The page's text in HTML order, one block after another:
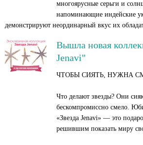
многоярусные серьги и
напоминающие индейские
демонстрируют неординарный вкус их
Вышла новая
Jenavi"
ЧТОБЫ СИЯТЬ, НУЖНА
Что делают звезды? Они
бескомпромиссно смело.
«Звезда Jenavi» — это
решившим показать миру